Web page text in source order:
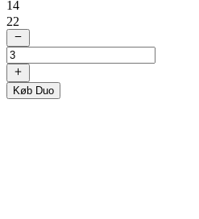
14
22
Køb Duo